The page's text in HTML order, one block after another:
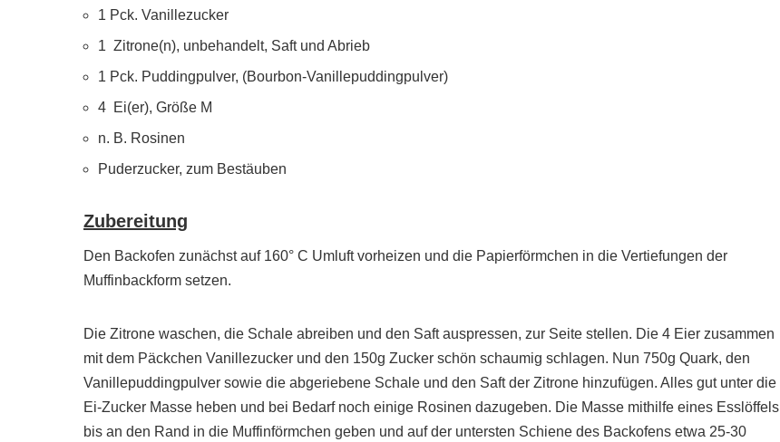
1 Pck. Vanillezucker
1 Zitrone(n), unbehandelt, Saft und Abrieb
1 Pck. Puddingpulver, (Bourbon-Vanillepuddingpulver)
4 Ei(er), Größe M
n. B. Rosinen
Puderzucker, zum Bestäuben
Zubereitung
Den Backofen zunächst auf 160° C Umluft vorheizen und die Papierförmchen in die Vertiefungen der
Muffinbackform setzen.
Die Zitrone waschen, die Schale abreiben und den Saft auspressen, zur Seite stellen. Die 4 Eier zusammen
mit dem Päckchen Vanillezucker und den 150g Zucker schön schaumig schlagen. Nun 750g Quark, den
Vanillepuddingpulver sowie die abgeriebene Schale und den Saft der Zitrone hinzufügen. Alles gut unter die
Ei-Zucker Masse heben und bei Bedarf noch einige Rosinen dazugeben. Die Masse mithilfe eines Esslöffels
bis an den Rand in die Muffinförmchen geben und auf der untersten Schiene des Backofens etwa 25-30